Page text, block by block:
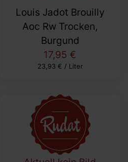
Louis Jadot Brouilly
Aoc Rw Trocken,
Burgund
17,95 €
23,93 € / Liter